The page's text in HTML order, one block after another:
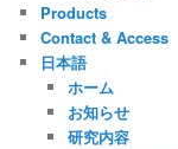
Products
Contact & Access
日本語
ホーム
お知らせ
研究内容